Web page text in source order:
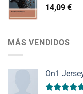
14,09 €
MÁS VENDIDOS
On1